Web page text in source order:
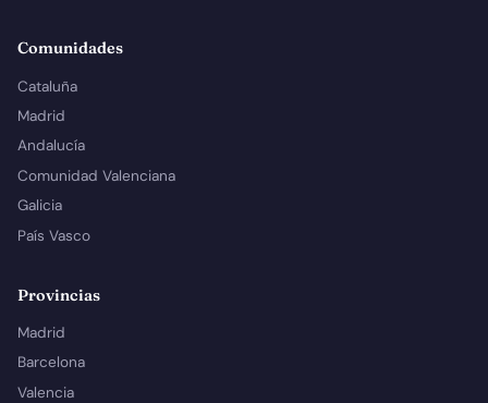
Comunidades
Cataluña
Madrid
Andalucía
Comunidad Valenciana
Galicia
País Vasco
Provincias
Madrid
Barcelona
Valencia